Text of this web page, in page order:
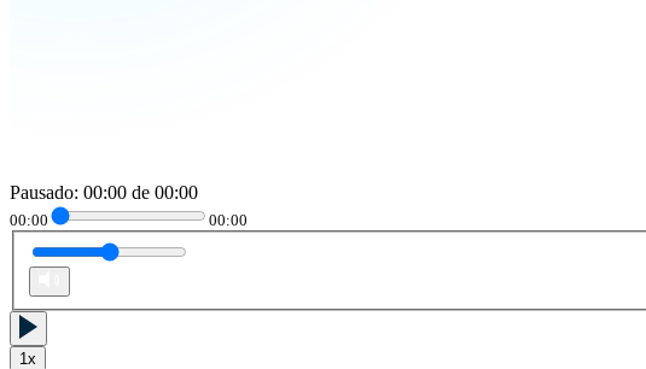
Pausado: 00:00 de 00:00
00:00 00:00
1x